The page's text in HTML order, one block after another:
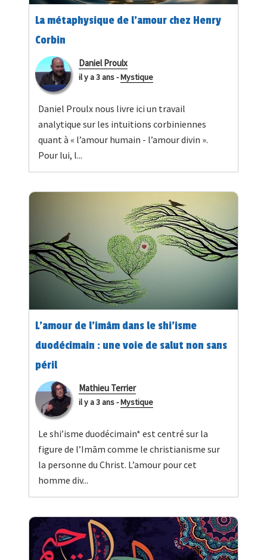
La métaphysique de l’amour chez Henry
Corbin
Daniel Proulx
il y a 3 ans-Mystique
Daniel Proulx nous livre ici un travail
analytique sur les intuitions corbiniennes
quant à « l’amour humain - l’amour divin ».
Pour lui, l...
L’amour de l’imâm dans le shi’isme
duodécimain : une voie de salut non sans
péril
Mathieu Terrier
il y a 3 ans-Mystique
Le shi’isme duodécimain* est centré sur la
figure de l’Imām comme le christianisme sur
la personne du Christ. L’amour pour cet
homme div...